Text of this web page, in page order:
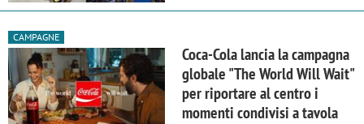
CAMPAGNE
Coca-Cola lancia la campagna
globale "The World Will Wait"
per riportare al centro i
momenti condivisi a tavola